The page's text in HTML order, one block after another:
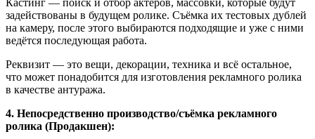
Кастинг — поиск и отбор актёров, массовки, которые будут
задействованы в будущем ролике. Съёмка их тестовых дублей
на камеру, после этого выбираются подходящие и уже с ними
ведётся последующая работа.
Реквизит — это вещи, декорации, техника и всё остальное,
что может понадобится для изготовления рекламного ролика
в качестве антуража.
4. Непосредственно производство/съёмка рекламного
ролика (Продакшен):